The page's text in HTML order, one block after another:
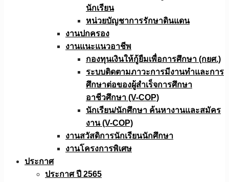
นักเรียน
หน่วยบัญชาการรักษาดินแดน
งานปกครอง
งานแนะแนวอาชีพ
กองทุนเงินให้กู้ยืมเพื่อการศึกษา (กยศ.)
ระบบติดตามภาวะการมีงานทำและการ
ศึกษาต่อของผู้สำเร็จการศึกษา
อาชีวศึกษา (V-COP)
นักเรียน/นักศึกษา ค้นหางานและสมัคร
งาน (V-COP)
งานสวัสดิการนักเรียนนักศึกษา
งานโครงการพิเศษ
ประกาศ
ประกาศ ปี 2565